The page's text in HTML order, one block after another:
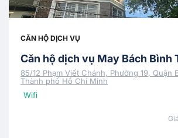
CĂN HỘ DỊCH VỤ
Căn hộ dịch vụ May Bách Bình
85/12 Phạm Viết Chánh, Phường 19, Quận
Thành phố Hồ Chí Minh
Wifi